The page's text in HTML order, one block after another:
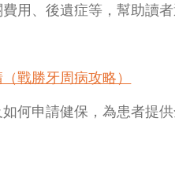
用、後遺症等，幫助讀
戰勝牙周病攻略）
何申請健保，為患者提